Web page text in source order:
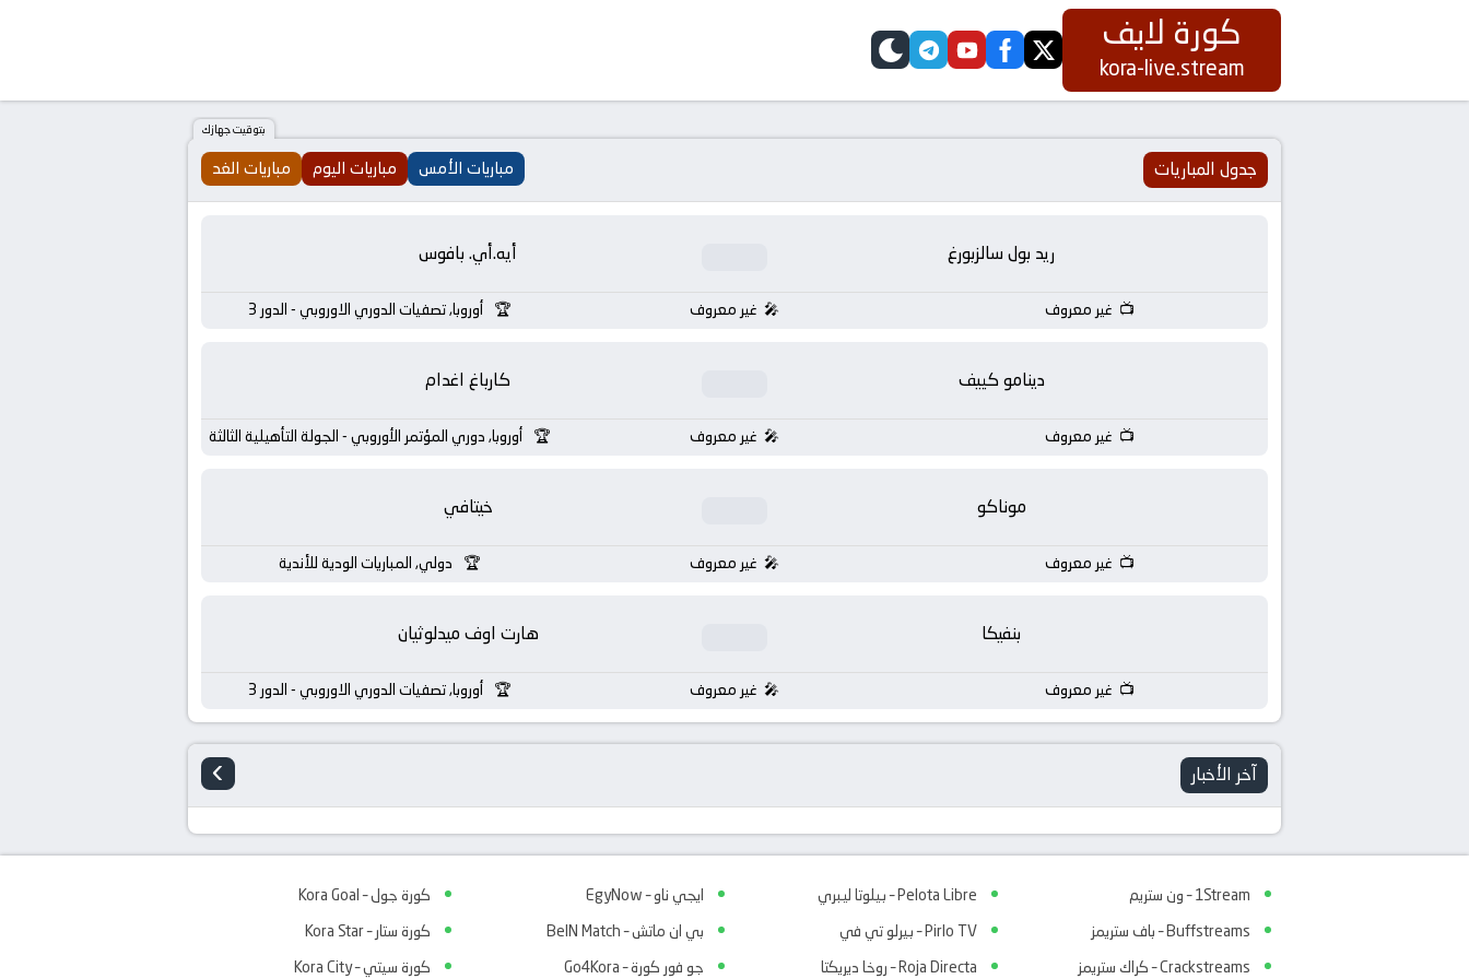
كورة
لايف
live
كورة لايف
kora-live.stream
twitter
facebook
youtube
telegram
skin
بتوقيت جهازك
جدول المباريات مباريات الأمس مباريات اليوم مباريات الغد
ريد بول سالزبورغ أيه.أي. بافوس
غير معروف غير معروف أوروبا, تصفيات الدوري الاوروبي - الدور 3
دينامو كييف كارباغ اغدام
غير معروف غير معروف أوروبا, دوري المؤتمر الأوروبي - الجولة التأهيلية الثالثة
موناكو خيتافي
غير معروف غير معروف دولي, المباريات الودية للأندية
بنفيكا هارت اوف ميدلوثيان
غير معروف غير معروف أوروبا, تصفيات الدوري الاوروبي - الدور 3
آخر الأخبار ›
1Stream – ون ستريم
Buffstreams – باف ستريمز
Crackstreams – كراك ستريمز
Pelota Libre – بيلوتا ليبري
Pirlo TV – بيرلو تي في
Roja Directa – روخا ديريكتا
ايجي ناو – EgyNow
بي ان ماتش – BeIN Match
جو فور كورة – Go4Kora
كورة جول – Kora Goal
كورة ستار – Kora Star
كورة سيتي – Kora City